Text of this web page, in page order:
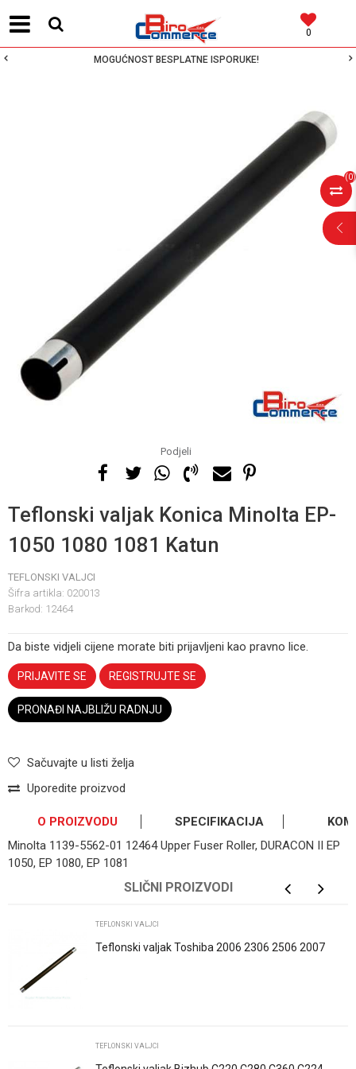
0
MOGUĆNOST BESPLATNE ISPORUKE!
(0)
Podjeli
Teflonski valjak Konica Minolta EP-
1050 1080 1081 Katun
TEFLONSKI VALJCI
Šifra artikla: 020013
Barkod: 12464
Da biste vidjeli cijene morate biti prijavljeni kao pravno lice.
PRIJAVITE SE REGISTRUJTE SE
PRONAĐI NAJBLIŽU RADNJU
Sačuvajte u listi želja
Uporedite proizvod
O PROIZVODU SPECIFIKACIJA
Minolta 1139-5562-01 12464 Upper Fuser Roller, DURACON II EP
1050, EP 1080, EP 1081
Teflonski valjci
SLIČNI PROIZVODI
TEFLONSKI VALJCI
Teflonski valjak Toshiba 2006 2306 2506 2007
TEFLONSKI VALJCI